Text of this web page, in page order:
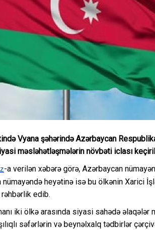
Vyana şəhərində Azərbaycan
məsləhətləşmələrin növbəti iclası
-a verilən xəbərə görə, Azərbaycan
nümayəndə heyətinə isə bu ölkənin Xarici
edib.
iki ölkə arasında siyasi sahədə əlaqələr
səfərlərin və beynəlxalq tədbirlər